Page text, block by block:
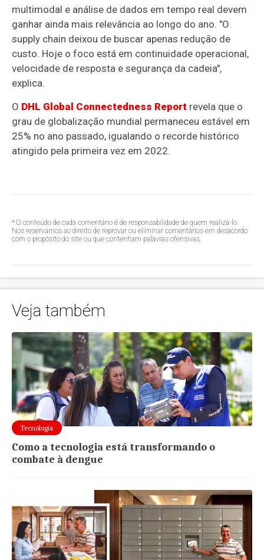
multimodal e análise de dados em tempo real devem
ganhar ainda mais relevância ao longo do ano. "O
supply chain deixou de buscar apenas redução de
custo. Hoje o foco está em continuidade operacional,
velocidade de resposta e segurança da cadeia",
explica.
O DHL Global Connectedness Report revela que o
grau de globalização mundial permaneceu estável em
25% no ano passado, igualando o recorde histórico
atingido pela primeira vez em 2022.
* O conteúdo de cada comentário é de responsabilidade de quem realizá-lo.
Nos reservamos ao direito de reprovar ou eliminar comentários em desacordo
com o propósito do site ou que contenham palavras ofensivas.
Veja também
Tecnologia
Como a tecnologia está transformando o
combate à dengue